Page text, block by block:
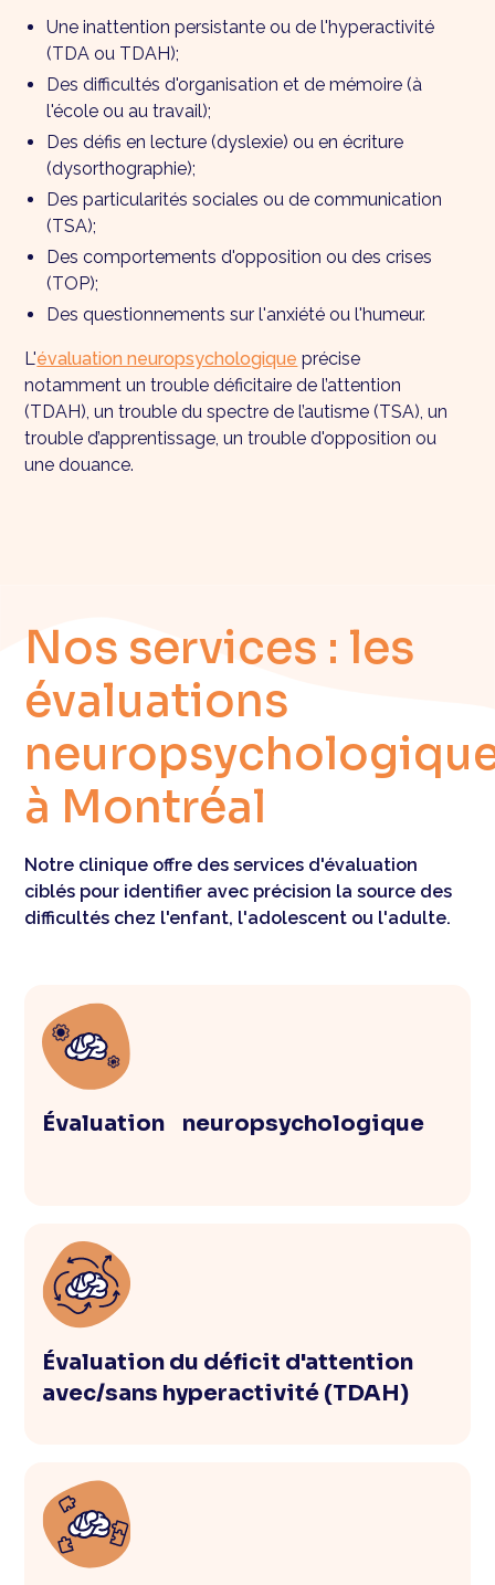
Une inattention persistante ou de l'hyperactivité
(TDA ou TDAH);
Des difficultés d'organisation et de mémoire (à
l'école ou au travail);
Des défis en lecture (dyslexie) ou en écriture
(dysorthographie);
Des particularités sociales ou de communication
(TSA);
Des comportements d'opposition ou des crises
(TOP);
Des questionnements sur l'anxiété ou l'humeur.
L'évaluation neuropsychologique précise
notamment un trouble déficitaire de l’attention
(TDAH), un trouble du spectre de l’autisme (TSA), un
trouble d’apprentissage, un trouble d'opposition ou
une douance.
Nos services : les
évaluations
à Montréal
Notre clinique offre des services d'évaluation
ciblés pour identifier avec précision la source des
difficultés chez l'enfant, l'adolescent ou l'adulte.
Évaluation neuropsychologique
Évaluation du déficit d'attention
avec/sans hyperactivité (TDAH)